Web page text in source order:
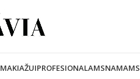
MAKIAŽUIPROFESIONALAMSNAMAMS